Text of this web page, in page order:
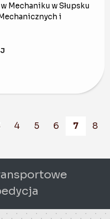
Mechaniku w Słupsku
i
4 5 6 7 8